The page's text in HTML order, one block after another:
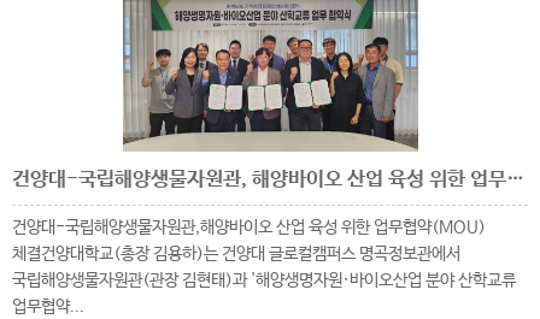
건양대-국립해양생물자원관, 해양바이오 산업 육성 위한 업무협약(MOU) 체결
건양대-국립해양생물자원관,해양바이오 산업 육성 위한 업무협약(MOU)
체결건양대학교(총장 김용하)는 건양대 글로컬캠퍼스 명곡정보관에서
국립해양생물자원관(관장 김현태)과 '해양생명자원·바이오산업 분야 산학교류
업무협약...